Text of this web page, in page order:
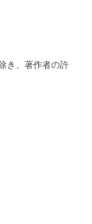
き、著作者の許